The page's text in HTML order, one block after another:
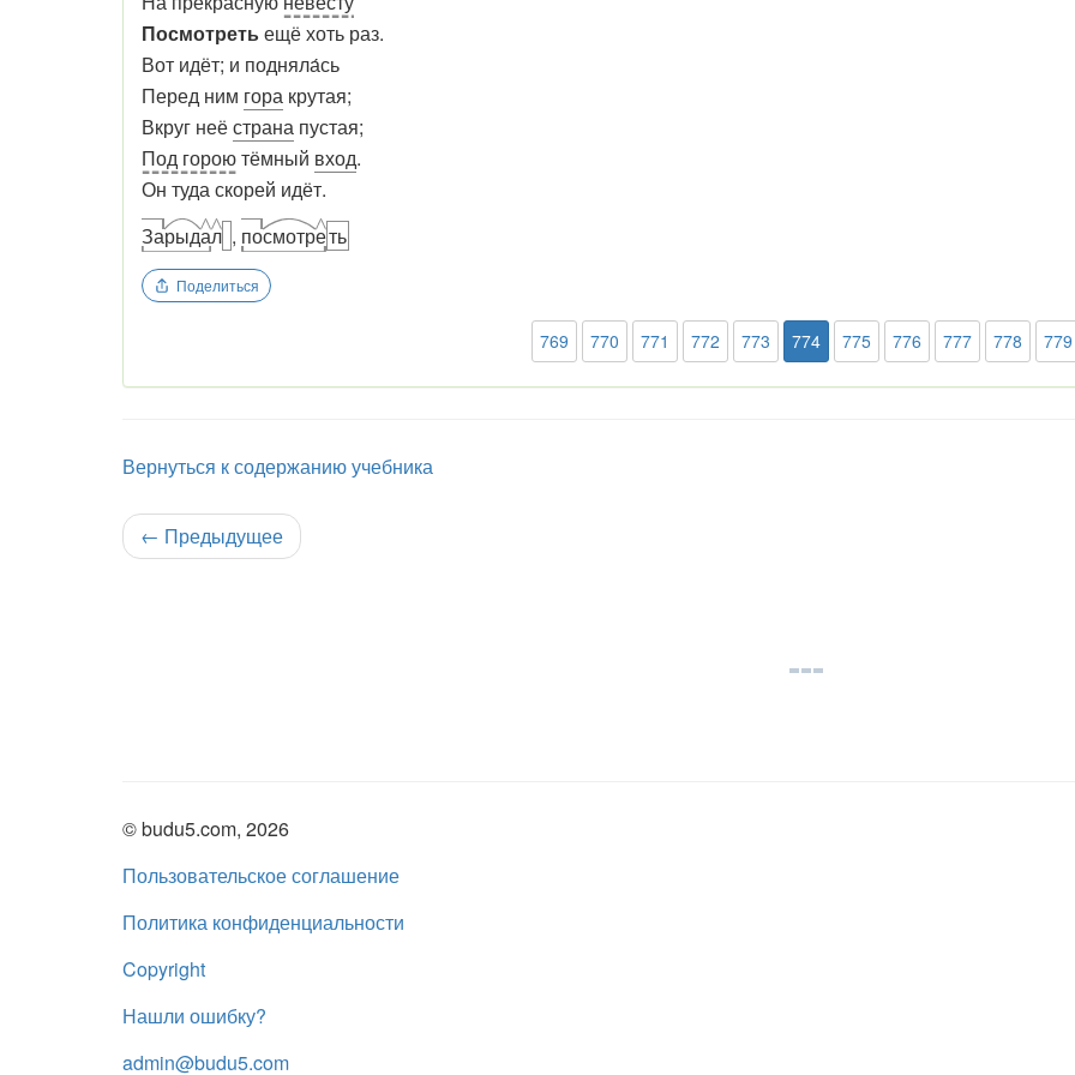
Посмотретьещё хоть раз.
Вот идёт; и подняла́сь
Перед ним гора крутая;
Вкруг неёстрана пустая;
Под гороютёмный вход.
Он туда скорей идёт.
Зарыдал , посмотреть
Поделиться
769 770 771 772 773 774 775 776 777 778 779
Вернуться к содержанию учебника
← Предыдущее
© budu5.com, 2026
Пользовательское соглашение
Политика конфиденциальности
Copyright
Нашли ошибку?
admin@budu5.com